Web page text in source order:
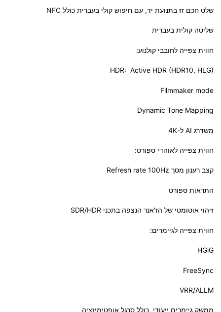
שלט חכם זז בתנועת יד, עם חיפוש קולי בעברית כולל NFC
שליטה קולית בעברית
חווית צפייה לחובבי קולנוע:
HDR: Active HDR (HDR10, HLG)
Filmmaker mode
Dynamic Tone Mapping
משדרג AI ל-4K
חווית צפייה לאוהדי ספורט:
קצב רענון מסך Refresh rate 100Hz
התראות ספורט
זיהוי אוטומטי של הז'אנר הנצפה בתכני SDR/HDR
חווית צפייה לגיימרים:
HGiG
FreeSync
VRR/ALLM
ממשק גיימרים ייעודי, כולל סרגל אופטימיזציה